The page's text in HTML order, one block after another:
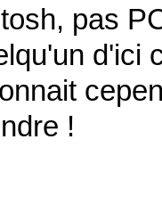
pas
d'ici
!